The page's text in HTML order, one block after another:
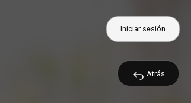
Iniciar sesión
Atrás